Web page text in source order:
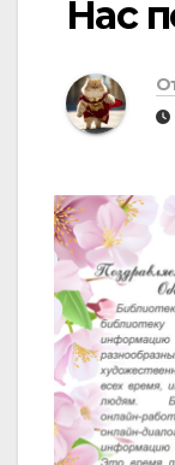
Нас